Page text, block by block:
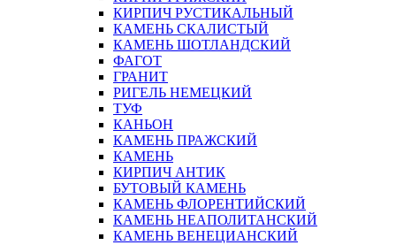
КИРПИЧ РУСТИКАЛЬНЫЙ
КАМЕНЬ СКАЛИСТЫЙ
КАМЕНЬ ШОТЛАНДСКИЙ
ФАГОТ
ГРАНИТ
РИГЕЛЬ НЕМЕЦКИЙ
ТУФ
КАНЬОН
КАМЕНЬ ПРАЖСКИЙ
КАМЕНЬ
КИРПИЧ АНТИК
БУТОВЫЙ КАМЕНЬ
КАМЕНЬ ФЛОРЕНТИЙСКИЙ
КАМЕНЬ НЕАПОЛИТАНСКИЙ
КАМЕНЬ ВЕНЕЦИАНСКИЙ